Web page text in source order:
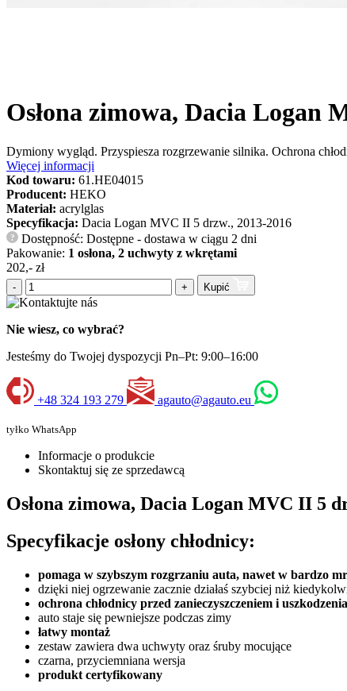
Osłona zimowa, Dacia Logan
Dymiony wygląd. Przyspiesza rozgrzewanie silnika. Ochrona
Więcej informacji
Kod towaru: 61.HE04015
Producent: HEKO
Materiał: acrylglas
Specyfikacja: Dacia Logan MVC II 5 drzw., 2013-2016
?
Dostępność: Dostępne - dostawa w ciągu 2 dni
Pakowanie: 1 osłona, 2 uchwyty z wkrętami
202,- zł
- + Kupić
Nie wiesz, co wybrać?
Jesteśmy do Twojej dyspozycji Pn–Pt: 9:00–16:00
+48 324 193 279 agauto@agauto.eu
tyłko WhatsApp
Informacje o produkcie
Skontaktuj się ze sprzedawcą
Osłona zimowa, Dacia Logan MVC II 5
Specyfikacje osłony chłodnicy:
pomaga w szybszym rozgrzaniu auta, nawet w bardzo
dzięki niej ogrzewanie zacznie działaś szybciej niż
ochrona chłodnicy przed zanieczyszczeniem i
auto staje się pewniejsze podczas zimy
łatwy montaż
zestaw zawiera dwa uchwyty oraz śruby mocujące
czarna, przyciemniana wersja
produkt certyfikowany